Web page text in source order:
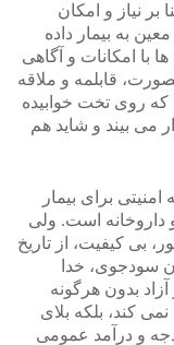
بر نیاز و امکان
به بیمار داده
ها با امکانات و آگاهی
قابلمه و ملاقه
که روی تخت خوابیده
می بیند و شاید هم
برای بیمار
و داروخانه است. ولی
بی کیفیت، از تاریخ
سودجوی، خدا
بدون هرگونه
کند، بلکه بلای
و درآمد عمومی